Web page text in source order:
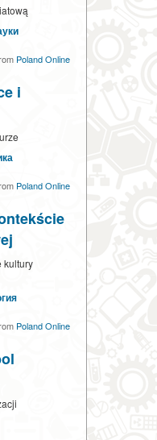
Poland Online
i
Poland Online
kultury
Poland Online